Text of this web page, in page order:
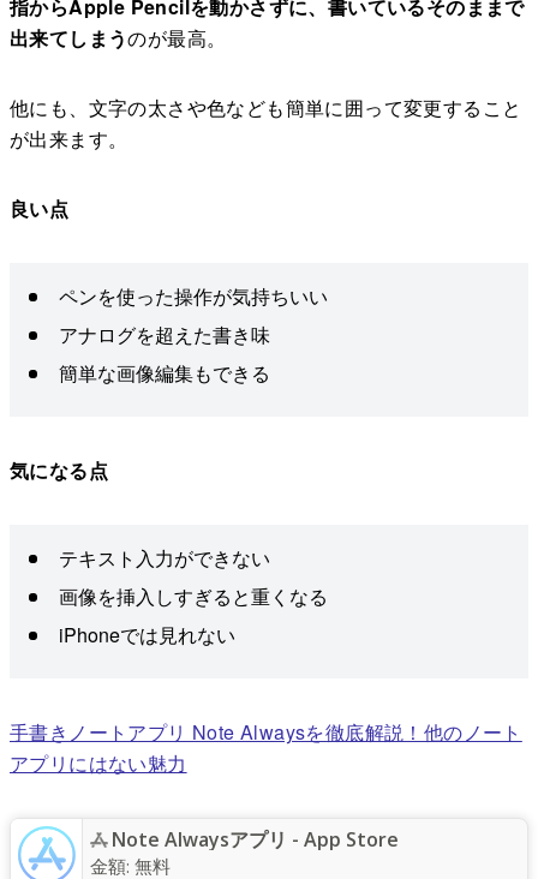
指からApple Pencilを動かさずに、書いているそのままで
出来てしまうのが最高。
他にも、文字の太さや色なども簡単に囲って変更すること
が出来ます。
良い点
ペンを使った操作が気持ちいい
アナログを超えた書き味
簡単な画像編集もできる
気になる点
テキスト入力ができない
画像を挿入しすぎると重くなる
iPhoneでは見れない
手書きノートアプリ Note Alwaysを徹底解説！他のノート
アプリにはない魅力
Note Alwaysアプリ - App Store
金額: 無料